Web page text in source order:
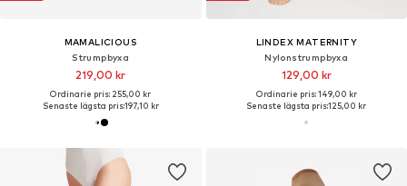
MAMALICIOUS
Strumpbyxa
219,00 kr
Ordinarie pris: 255,00 kr
Senaste lägsta pris:197,10 kr
LINDEX MATERNITY
Nylonstrumpbyxa
129,00 kr
Ordinarie pris: 149,00 kr
Senaste lägsta pris:125,00 kr